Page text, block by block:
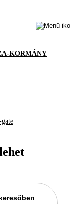
KORMÁNY
gate